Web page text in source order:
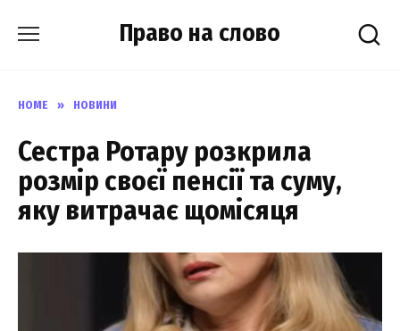
Право на слово
HOME » НОВИНИ
Сестра Ротару розкрила
розмір своєї пенсії та суму,
яку витрачає щомісяця